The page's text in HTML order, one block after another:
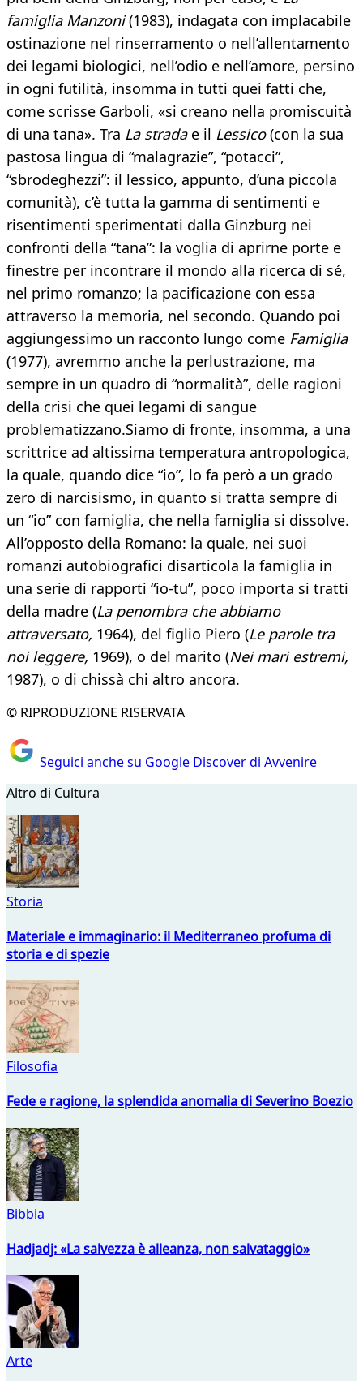
famiglia Manzoni(1983), indagata con implacabile
ostinazione nel rinserramento o nell’allentamento
dei legami biologici, nell’odio e nell’amore, persino
in ogni futilità, insomma in tutti quei fatti che,
come scrisse Garboli, «si creano nella promiscuità
di una tana». Tra La stradae il Lessico(con la sua
pastosa lingua di “malagrazie”, “potacci”,
“sbrodeghezzi”: il lessico, appunto, d’una piccola
comunità), c’è tutta la gamma di sentimenti e
risentimenti sperimentati dalla Ginzburg nei
confronti della “tana”: la voglia di aprirne porte e
finestre per incontrare il mondo alla ricerca di sé,
nel primo romanzo; la pacificazione con essa
attraverso la memoria, nel secondo. Quando poi
aggiungessimo un racconto lungo come Famiglia
(1977), avremmo anche la perlustrazione, ma
sempre in un quadro di “normalità”, delle ragioni
della crisi che quei legami di sangue
problematizzano.Siamo di fronte, insomma, a una
scrittrice ad altissima temperatura antropologica,
la quale, quando dice “io”, lo fa però a un grado
zero di narcisismo, in quanto si tratta sempre di
un “io” con famiglia, che nella famiglia si dissolve.
All’opposto della Romano: la quale, nei suoi
romanzi autobiografici disarticola la famiglia in
una serie di rapporti “io-tu”, poco importa si tratti
della madre (La penombra che abbiamo
attraversato, 1964), del figlio Piero (Le parole tra
noi leggere, 1969), o del marito (Nei mari estremi,
1987), o di chissà chi altro ancora.
© RIPRODUZIONE RISERVATA
Seguici anche su Google Discover di Avvenire
Altro di Cultura
Storia
Materiale e immaginario: il Mediterraneo profuma di
storia e di spezie
Filosofia
Fede e ragione, la splendida anomalia di Severino Boezio
Bibbia
Hadjadj: «La salvezza è alleanza, non salvataggio»
Arte